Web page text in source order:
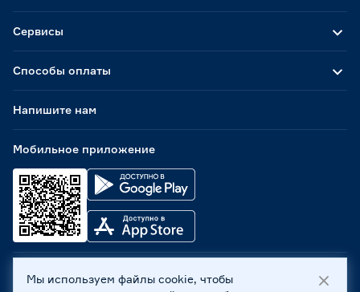
Способы оплаты
Мобильное приложение
Сервисы
Напишите нам
ООО «Бауцентр Рус» 2004 -2026, 236029, г. Калининград,
Мы используем файлы cookie, чтобы